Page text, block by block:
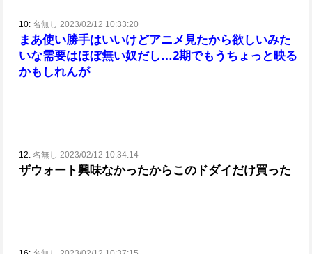
10: 名無し 2023/02/12 10:33:20
まあ使い勝手はいいけどアニメ見たから欲しいみた
いな需要はほぼ無い奴だし…2期でもうちょっと映る
かもしれんが
12: 名無し 2023/02/12 10:34:14
ザウォート興味なかったからこのドダイだけ買った